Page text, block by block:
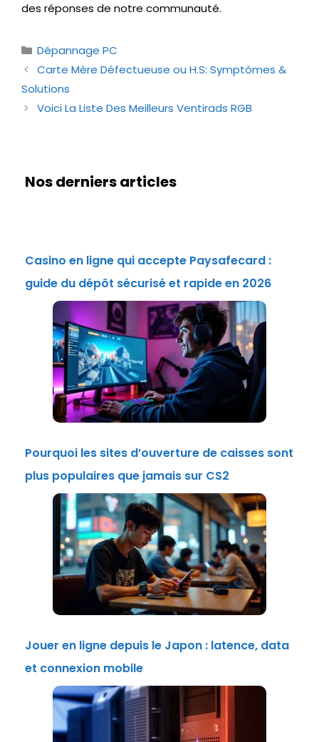
des réponses de notre communauté.
Catégories
Dépannage PC
Carte Mère Défectueuse ou H.S: Symptômes &
Solutions
Voici La Liste Des Meilleurs Ventirads RGB
Nos derniers articles
Casino en ligne qui accepte Paysafecard :
guide du dépôt sécurisé et rapide en 2026
Pourquoi les sites d’ouverture de caisses sont
plus populaires que jamais sur CS2
Jouer en ligne depuis le Japon : latence, data
et connexion mobile